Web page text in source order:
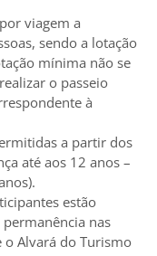
viagem a
sendo a lotação
mínima não se
o passeio
à
a partir dos
até aos 12 anos –
estão
nas
o Alvará do Turismo